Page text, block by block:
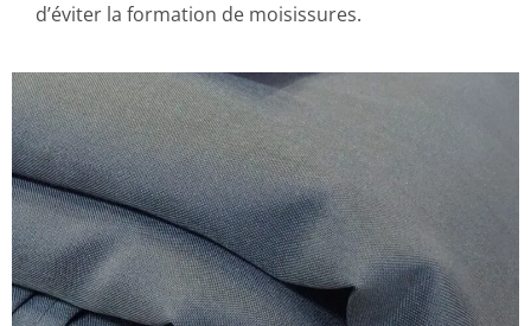
d’éviter la formation de moisissures.